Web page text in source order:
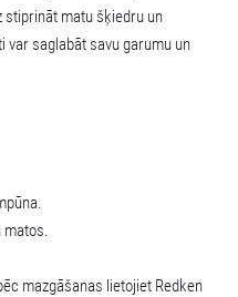
stiprināt matu šķiedru un
var saglabāt savu garumu un
matos.
mazgāšanas lietojiet Redken